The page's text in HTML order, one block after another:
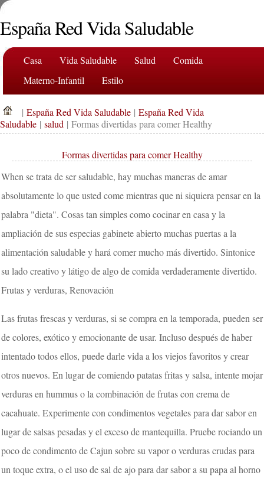
España Red Vida Saludable
Casa Vida Saludable Salud
Comida
Materno-Infantil
Estilo
| España Red Vida Saludable | España Red Vida
Saludable | salud | Formas divertidas para comer Healthy
Formas divertidas para comer Healthy
When se trata de ser saludable, hay muchas maneras de amar
absolutamente lo que usted come mientras que ni siquiera pensar en la
palabra "dieta". Cosas tan simples como cocinar en casa y la
ampliación de sus especias gabinete abierto muchas puertas a la
alimentación saludable y hará comer mucho más divertido. Sintonice
su lado creativo y látigo de algo de comida verdaderamente divertido.
Frutas y verduras, Renovación
Las frutas frescas y verduras, si se compra en la temporada, pueden ser
de colores, exótico y emocionante de usar. Incluso después de haber
intentado todos ellos, puede darle vida a los viejos favoritos y crear
otros nuevos. En lugar de comiendo patatas fritas y salsa, intente mojar
verduras en hummus o la combinación de frutas con crema de
cacahuate. Experimente con condimentos vegetales para dar sabor en
lugar de salsas pesadas y el exceso de mantequilla. Pruebe rociando un
poco de condimento de Cajun sobre su vapor o verduras crudas para
un toque extra, o el uso de sal de ajo para dar sabor a su papa al horno